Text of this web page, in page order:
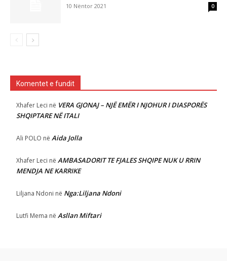
10 Nëntor 2021 0
Komentet e fundit
Xhafer Leci në VERA GJONAJ – NJË EMËR I NJOHUR I DIASPORËS
SHQIPTARE NË ITALI
Ali POLO në Aida Jolla
Xhafer Leci në AMBASADORIT TE FJALES SHQIPE NUK U RRIN
MENDJA NE KARRIKE
Liljana Ndoni në Nga:Liljana Ndoni
Lutfi Mema në Asllan Miftari